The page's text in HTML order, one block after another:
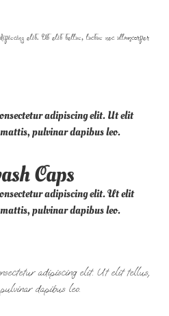
elit. Ut elit tellus, luctus nec ullamcorper
adipiscing elit. Ut elit
pulvinar dapibus leo.
Caps
adipiscing elit. Ut elit
pulvinar dapibus leo.
adipiscing elit. Ut elit tellus,
dapibus leo.